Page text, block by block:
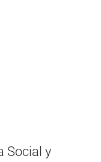
Social y